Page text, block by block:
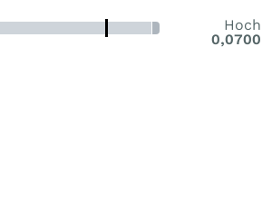
Hoch
0,0700